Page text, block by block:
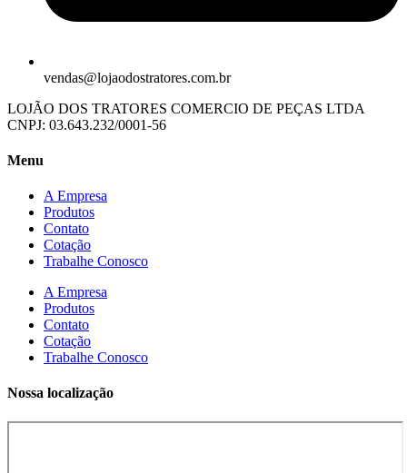
vendas@lojaodostratores.com.br
LOJÃO DOS TRATORES COMERCIO DE PEÇAS LTDA
CNPJ: 03.643.232/0001-56
Menu
A Empresa
Produtos
Contato
Cotação
Trabalhe Conosco
A Empresa
Produtos
Contato
Cotação
Trabalhe Conosco
Nossa localização